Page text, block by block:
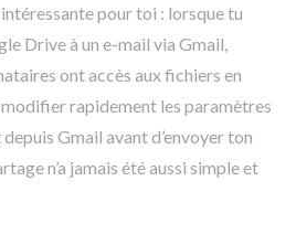
pour toi : lorsque tu
Drive à un e-mail via Gmail,
ont accès aux fichiers en
rapidement les paramètres
Gmail avant d’envoyer ton
n’a jamais été aussi simple et